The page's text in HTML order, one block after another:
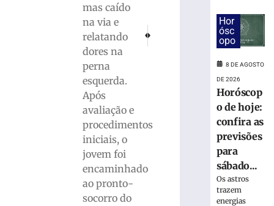
mas caído
na via e
relatando
dores na
perna
esquerda.
Após
avaliação e
procedimentos
iniciais, o
jovem foi
encaminhado
ao pronto-
socorro do
Joinville conquista o título geral
Dez milhões de brasileiros têm a nova
preso
maconha
Blumenau
(SC)
agosto
Hor
ósc
opo
8 DE AGOSTO
DE 2026
Horóscop
o de hoje:
confira as
previsões
para
sábado...
Os astros
trazem
energias